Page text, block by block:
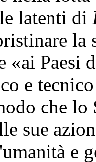
latenti di
«ai
e
che
sue
e